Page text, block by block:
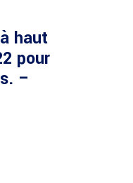
haut
pour
–